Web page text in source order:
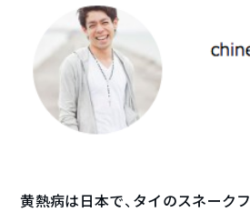
黄熱病は日本で、タイのスネーク